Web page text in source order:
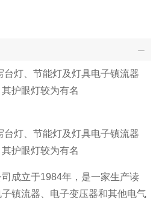
台灯、节能灯及灯具电子镇流器
护眼灯较为有名
台灯、节能灯及灯具电子镇流器
护眼灯较为有名
成立于1984年，是一家生产读
镇流器、电子变压器和其他电气